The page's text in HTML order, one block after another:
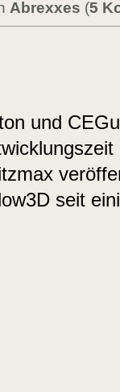
Abrexxes (5
und
seit